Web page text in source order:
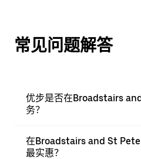
常见问题解答
优步是否在Broadstairs
务？
在Broadstairs and St
最实惠？